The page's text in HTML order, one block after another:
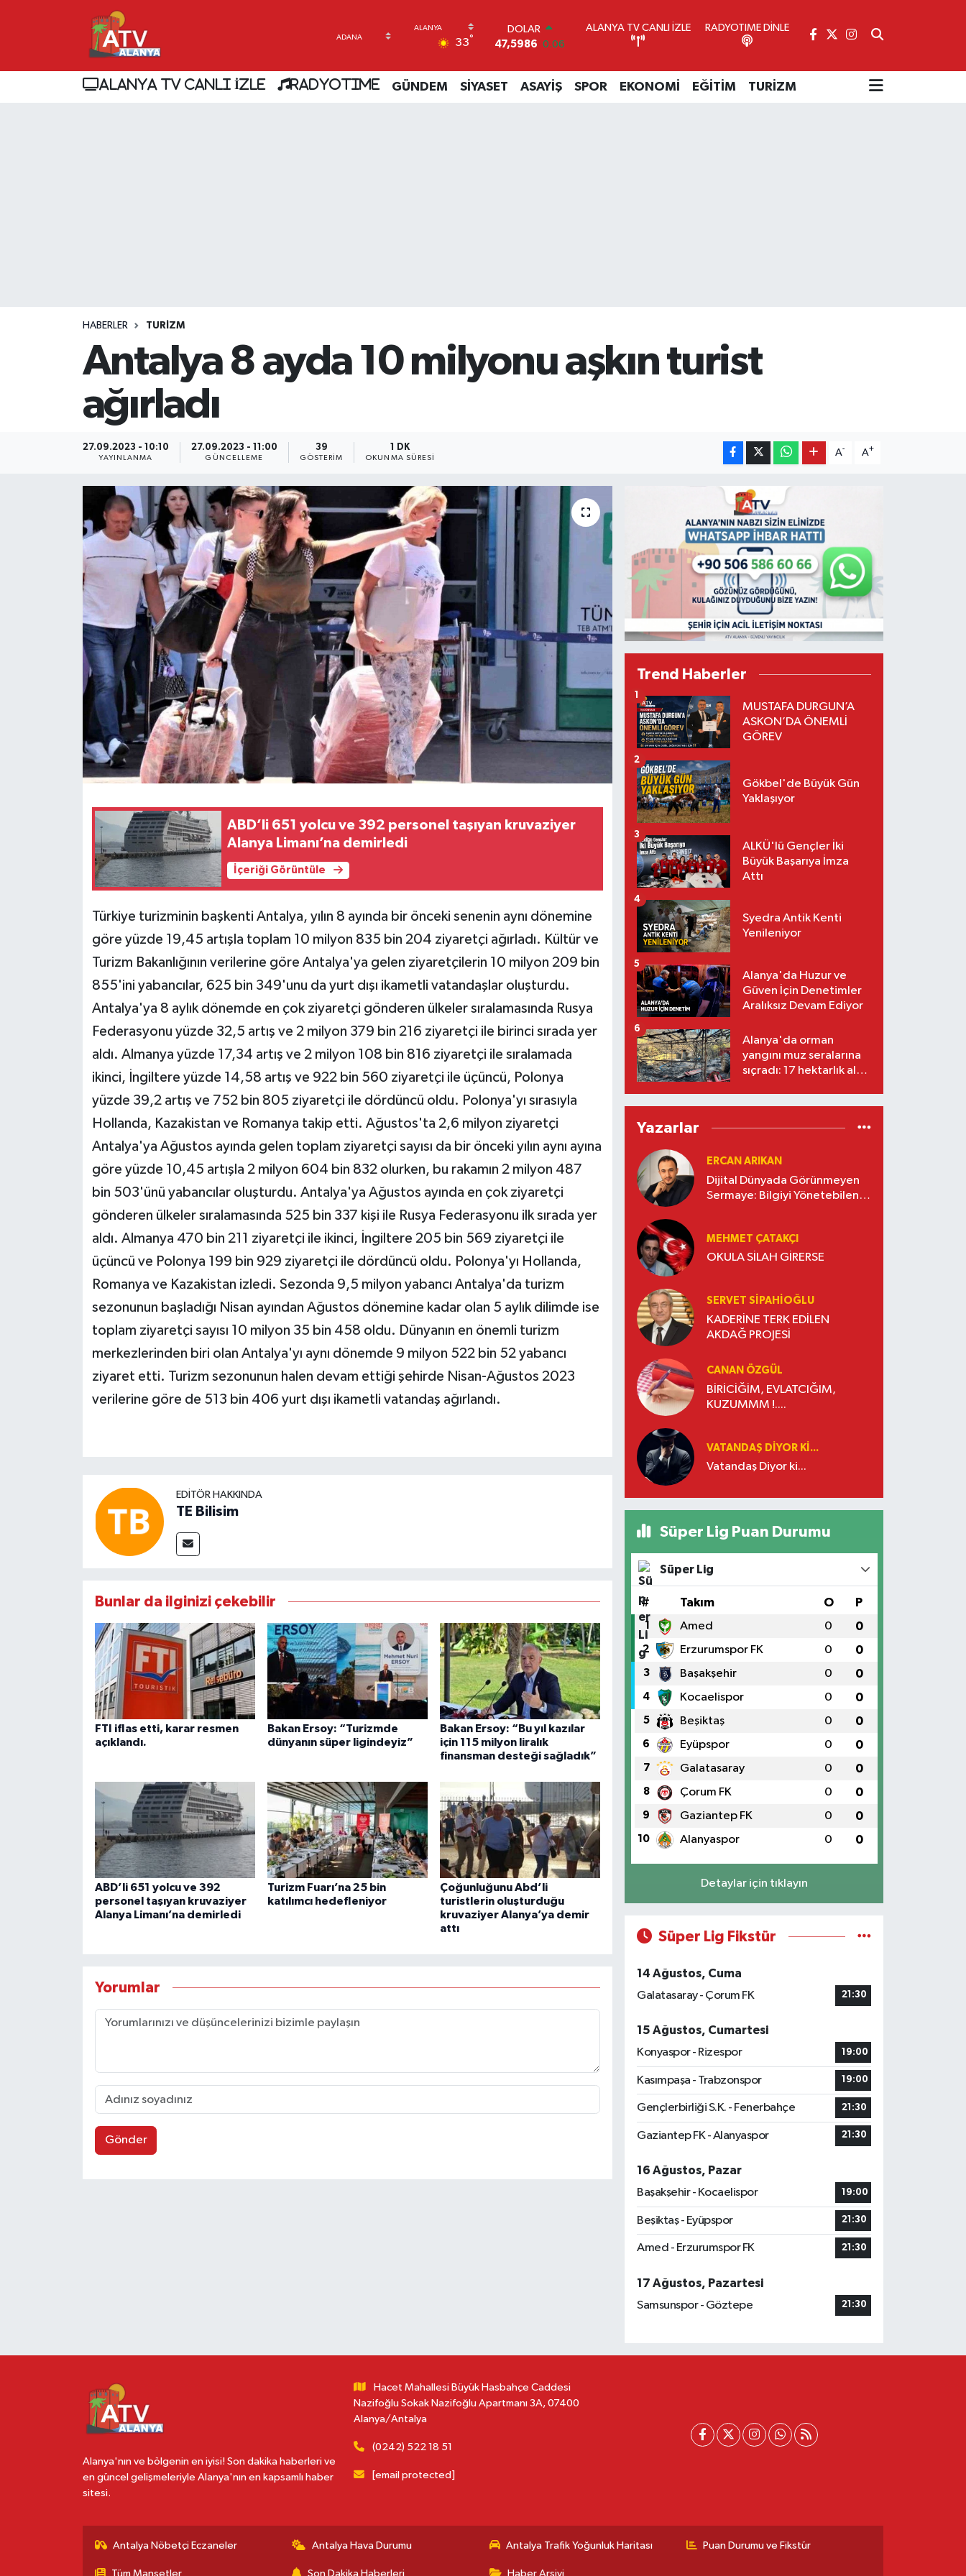
33°
DOLAR
47,5986 0.06
55,0700 0.1
STERLİN
ALANYA TV CANLI İZLE RADYOTIME DİNLE
ALANYA TV CANLI İZLE RADYOTIME GÜNDEM SİYASET ASAYİŞ SPOR EKONOMİ EĞİTİM TURİZM
HABERLER TURİZM
Antalya 8 ayda 10 milyonu aşkın turist
ağırladı
27.09.2023 - 10:10
YAYINLANMA
27.09.2023 - 11:00
GÜNCELLEME
39
GÖSTERIM
1 DK
OKUNMA SÜRESI
A- A+
ABD’li 651 yolcu ve 392 personel taşıyan kruvaziyer
Alanya Limanı’na demirledi
İçeriği Görüntüle
Türkiye turizminin başkenti Antalya, yılın 8 ayında bir önceki senenin aynı dönemine
göre yüzde 19,45 artışla toplam 10 milyon 835 bin 204 ziyaretçi ağırladı. Kültür ve
Turizm Bakanlığının verilerine göre Antalya'ya gelen ziyaretçilerin 10 milyon 209 bin
855'ini yabancılar, 625 bin 349'unu da yurt dışı ikametli vatandaşlar oluşturdu.
Antalya'ya 8 aylık dönemde en çok ziyaretçi gönderen ülkeler sıralamasında Rusya
Federasyonu yüzde 32,5 artış ve 2 milyon 379 bin 216 ziyaretçi ile birinci sırada yer
aldı. Almanya yüzde 17,34 artış ve 2 milyon 108 bin 816 ziyaretçi ile sıralamada
ikinci, İngiltere yüzde 14,58 artış ve 922 bin 560 ziyaretçi ile üçüncü, Polonya
yüzde 39,2 artış ve 752 bin 805 ziyaretçi ile dördüncü oldu. Polonya'yı sırasıyla
Hollanda, Kazakistan ve Romanya takip etti. Ağustos'ta 2,6 milyon ziyaretçi
Antalya'ya Ağustos ayında gelen toplam ziyaretçi sayısı da bir önceki yılın aynı ayına
göre yüzde 10,45 artışla 2 milyon 604 bin 832 olurken, bu rakamın 2 milyon 487
bin 503'ünü yabancılar oluşturdu. Antalya'ya Ağustos ayında en çok ziyaretçi
gönderen ülkeler sıralamasında 525 bin 337 kişi ile Rusya Federasyonu ilk sırada yer
aldı. Almanya 470 bin 211 ziyaretçi ile ikinci, İngiltere 205 bin 569 ziyaretçi ile
üçüncü ve Polonya 199 bin 929 ziyaretçi ile dördüncü oldu. Polonya'yı Hollanda,
Romanya ve Kazakistan izledi. Sezonda 9,5 milyon yabancı Antalya'da turizm
sezonunun başladığı Nisan ayından Ağustos dönemine kadar olan 5 aylık dilimde ise
toplam ziyaretçi sayısı 10 milyon 35 bin 458 oldu. Dünyanın en önemli turizm
merkezlerinden biri olan Antalya'yı aynı dönemde 9 milyon 522 bin 52 yabancı
ziyaret etti. Turizm sezonunun halen devam ettiği şehirde Nisan-Ağustos 2023
verilerine göre de 513 bin 406 yurt dışı ikametli vatandaş ağırlandı.
EDITÖR HAKKINDA
TE Bilisim
Bunlar da ilginizi çekebilir
FTI iflas etti, karar resmen
açıklandı.
Bakan Ersoy: “Turizmde
dünyanın süper ligindeyiz”
Bakan Ersoy: “Bu yıl kazılar
için 115 milyon liralık
finansman desteği sağladık”
ABD’li 651 yolcu ve 392
personel taşıyan kruvaziyer
Alanya Limanı’na demirledi
Turizm Fuarı’na 25 bin
katılımcı hedefleniyor
Çoğunluğunu Abd’li
turistlerin oluşturduğu
kruvaziyer Alanya’ya demir
attı
Yorumlar
Gönder
Trend Haberler
MUSTAFA DURGUN’A
ASKON’DA ÖNEMLİ
GÖREV
1
Gökbel'de Büyük Gün
Yaklaşıyor
2
ALKÜ'lü Gençler İki
Büyük Başarıya İmza
Attı
3
Syedra Antik Kenti
Yenileniyor
4
Alanya'da Huzur ve
Güven İçin Denetimler
Aralıksız Devam Ediyor
5
Alanya'da orman
yangını muz seralarına
sıçradı: 17 hektarlık alan
6
Yazarlar
ERCAN ARIKAN
Dijital Dünyada Görünmeyen
Sermaye: Bilgiyi Yönetebilen
MEHMET ÇATAKÇI
OKULA SİLAH GİRERSE
SERVET SİPAHİOĞLU
KADERİNE TERK EDİLEN
AKDAĞ PROJESİ
CANAN ÖZGÜL
BİRİCİĞİM, EVLATCIĞIM,
KUZUMMM !....
VATANDAŞ DIYOR KI...
Vatandaş Diyor ki...
Süper Lig Puan Durumu
Süper Lig
# Takım O P
1 Amed 0 0
2 Erzurumspor FK 0 0
3 Başakşehir 0 0
4 Kocaelispor 0 0
5 Beşiktaş 0 0
6 Eyüpspor 0 0
7 Galatasaray 0 0
8 Çorum FK 0 0
9 Gaziantep FK 0 0
10 Alanyaspor 0 0
Detaylar için tıklayın
Süper Lig Fikstür
14 Ağustos, Cuma
Galatasaray - Çorum FK
21:30
15 Ağustos, Cumartesi
Konyaspor - Rizespor
19:00
Kasımpaşa - Trabzonspor 19:00
Gençlerbirliği S.K. - Fenerbahçe 21:30
Gaziantep FK - Alanyaspor 21:30
16 Ağustos, Pazar
Başakşehir - Kocaelispor
19:00
Beşiktaş - Eyüpspor 21:30
Amed - Erzurumspor FK 21:30
17 Ağustos, Pazartesi
Samsunspor - Göztepe
21:30
Alanya'nın ve bölgenin en iyisi! Son dakika haberleri ve
en güncel gelişmeleriyle Alanya'nın en kapsamlı haber
sitesi.
Hacet Mahallesi Büyük Hasbahçe Caddesi
Nazifoğlu Sokak Nazifoğlu Apartmanı 3A, 07400
Alanya/Antalya
(0242) 522 18 51
[email protected]
Antalya Nöbetçi Eczaneler Antalya Hava Durumu Antalya Trafik Yoğunluk Haritası Puan Durumu ve Fikstür
Tüm Manşetler Son Dakika Haberleri Haber Arşivi